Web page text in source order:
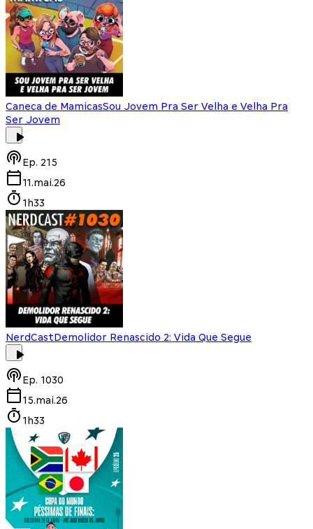
Caneca de MamicasSou Jovem Pra Ser Velha e Velha Pra
Ser Jovem
Ep. 215
11.mai.26
1h33
NerdCastDemolidor Renascido 2: Vida Que Segue
Ep. 1030
15.mai.26
1h33